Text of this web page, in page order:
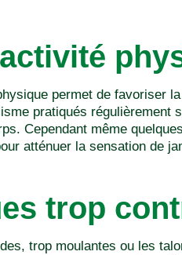
permet de favoriser
pratiqués régulièrement
Cependant même
atténuer la sensation de
trop
trop moulantes ou les